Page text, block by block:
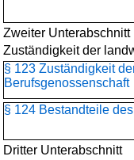
Zweiter Unterabschnitt
Zuständigkeit der
§ 123 Zuständigkeit
Berufsgenossenschaft
§ 124 Bestandteile
Dritter Unterabschnitt